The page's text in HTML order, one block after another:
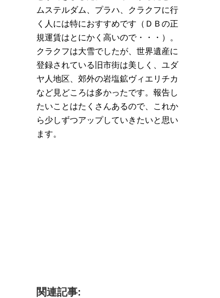
ムステルダム、プラハ、クラクフに行
く人には特におすすめです（ＤＢの正
規運賃はとにかく高いので・・・）。
クラクフは大雪でしたが、世界遺産に
登録されている旧市街は美しく、ユダ
ヤ人地区、郊外の岩塩鉱ヴィエリチカ
など見どころは多かったです。報告し
たいことはたくさんあるので、これか
ら少しずつアップしていきたいと思い
ます。
関連記事: